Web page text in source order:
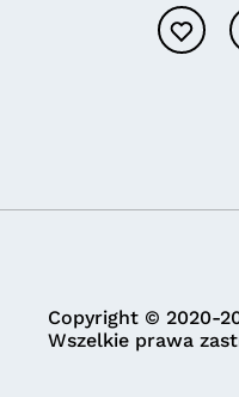
Copyright © 2020-
Wszelkie prawa